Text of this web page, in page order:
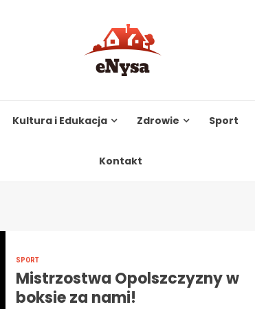
Kultura i Edukacja Zdrowie Sport
Kontakt
SPORT
Mistrzostwa Opolszczyzny w
boksie za nami!